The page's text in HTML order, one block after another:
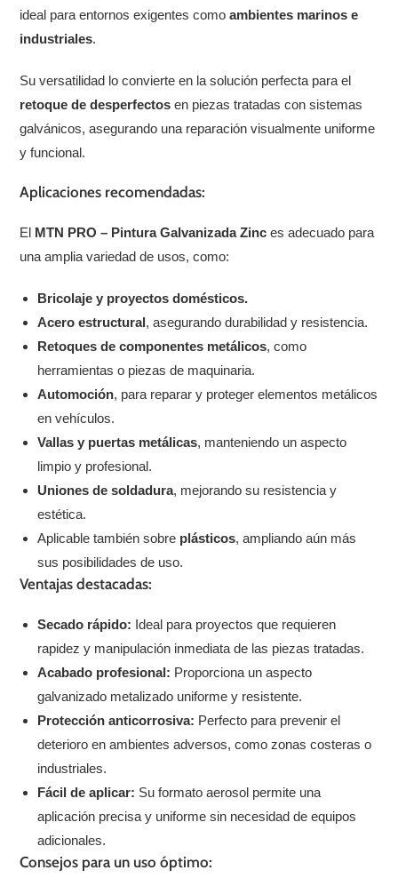
ideal para entornos exigentes comoambientes marinos e
industriales.
Su versatilidad lo convierte en la solución perfecta para el
retoque de desperfectos en piezas tratadas con sistemas
galvánicos, asegurando una reparación visualmente uniforme
y funcional.
Aplicaciones recomendadas:
El MTN PRO – Pintura Galvanizada Zinc es adecuado para
una amplia variedad de usos, como:
Bricolaje y proyectos domésticos.
Acero estructural, asegurando durabilidad y resistencia.
Retoques de componentes metálicos, como
herramientas o piezas de maquinaria.
Automoción, para reparar y proteger elementos metálicos
en vehículos.
Vallas y puertas metálicas, manteniendo un aspecto
limpio y profesional.
Uniones de soldadura, mejorando su resistencia y
estética.
Aplicable también sobre plásticos, ampliando aún más
sus posibilidades de uso.
Ventajas destacadas:
Secado rápido: Ideal para proyectos que requieren
rapidez y manipulación inmediata de las piezas tratadas.
Acabado profesional: Proporciona un aspecto
galvanizado metalizado uniforme y resistente.
Protección anticorrosiva: Perfecto para prevenir el
deterioro en ambientes adversos, como zonas costeras o
industriales.
Fácil de aplicar: Su formato aerosol permite una
aplicación precisa y uniforme sin necesidad de equipos
adicionales.
Consejos para un uso óptimo: